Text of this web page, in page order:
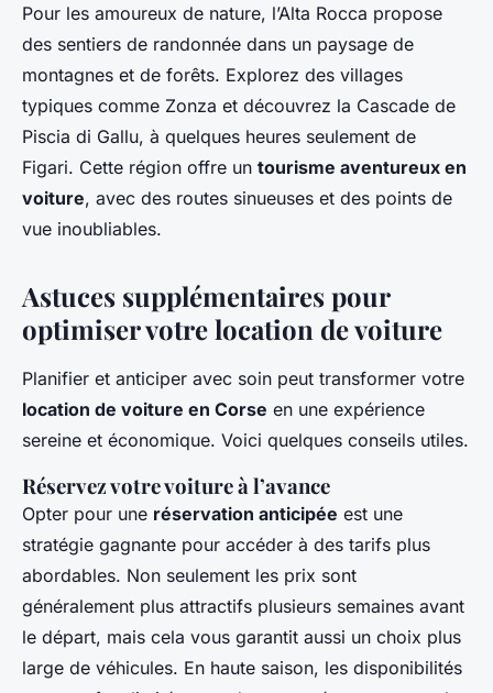
Pour les amoureux de nature, l’Alta Rocca propose
des sentiers de randonnée dans un paysage de
montagnes et de forêts. Explorez des villages
typiques comme Zonza et découvrez la Cascade de
Piscia di Gallu, à quelques heures seulement de
Figari. Cette région offre un tourisme aventureux en
voiture, avec des routes sinueuses et des points de
vue inoubliables.
Astuces supplémentaires pour
optimiser votre location de voiture
Planifier et anticiper avec soin peut transformer votre
location de voiture en Corse en une expérience
sereine et économique. Voici quelques conseils utiles.
Réservez votre voiture à l’avance
Opter pour une réservation anticipée est une
stratégie gagnante pour accéder à des tarifs plus
abordables. Non seulement les prix sont
généralement plus attractifs plusieurs semaines avant
le départ, mais cela vous garantit aussi un choix plus
large de véhicules. En haute saison, les disponibilités